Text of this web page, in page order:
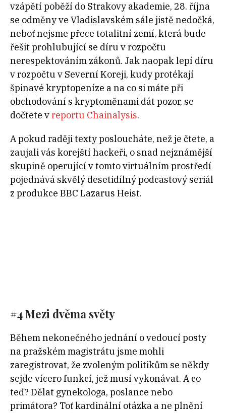
vzápětí poběží do Strakovy akademie, 28. října
se odměny ve Vladislavském sále jistě nedočká,
neboť nejsme přece totalitní zemí, která bude
řešit prohlubující se díru v rozpočtu
nerespektováním zákonů. Jak naopak lepí díru
v rozpočtu v Severní Koreji, kudy protékají
špinavé kryptopeníze a na co si máte při
obchodování s kryptoměnami dát pozor, se
dočtete vreportu Chainalysis.
A pokud raději texty posloucháte, než je čtete, a
zaujali vás korejští hackeři, o snad nejznámější
skupině operující v tomto virtuálním prostředí
pojednává skvělý desetidílný podcastový seriál
z produkce BBC Lazarus Heist.
#4 Mezi dvěma světy
Během nekonečného jednání o vedoucí posty
na pražském magistrátu jsme mohli
zaregistrovat, že zvoleným politikům se někdy
sejde vícero funkcí, jež musí vykonávat. A co
teď? Dělat gynekologa, poslance nebo
primátora? Toť kardinální otázka a ne plnění